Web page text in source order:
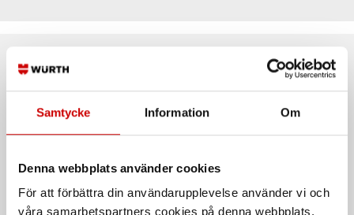
Samtycke Information Om
Denna webbplats använder cookies
För att förbättra din användarupplevelse använder vi och
våra samarbetspartners cookies på denna webbplats.
Rekommenderat baserat på vald produkt